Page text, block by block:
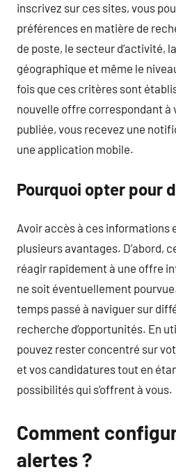
inscrivez sur ces sites, vous
préférences en matière de
de poste, le secteur d’activité,
géographique et même le
fois que ces critères sont
nouvelle offre correspondant à
publiée, vous recevez une
une application mobile.
Pourquoi opter pour
Avoir accès à ces informations
plusieurs avantages. D’abord,
réagir rapidement à une offre
ne soit éventuellement
temps passé à naviguer sur
recherche d’opportunités. En
pouvez rester concentré sur
et vos candidatures tout en
possibilités qui s’offrent à vous.
Comment
alertes ?